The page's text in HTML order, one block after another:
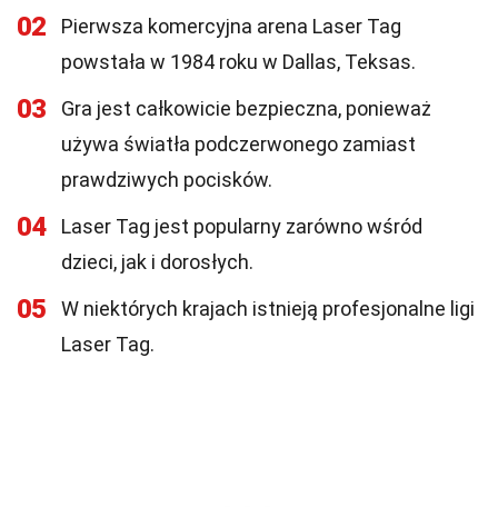
02
Pierwsza komercyjna arena Laser Tag
powstała w 1984 roku w Dallas, Teksas.
03
Gra jest całkowicie bezpieczna, ponieważ
używa światła podczerwonego zamiast
prawdziwych pocisków.
04
Laser Tag jest popularny zarówno wśród
dzieci, jak i dorosłych.
05
W niektórych krajach istnieją profesjonalne ligi
Laser Tag.